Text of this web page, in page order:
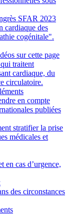
SFAR 2023
cardiaque des
cogénitale".
sur cette page
traitent
cardiaque, du
circulatoire.
en compte
publiées
stratifier la prise
médicales et
en cas d’urgence,
des circonstances